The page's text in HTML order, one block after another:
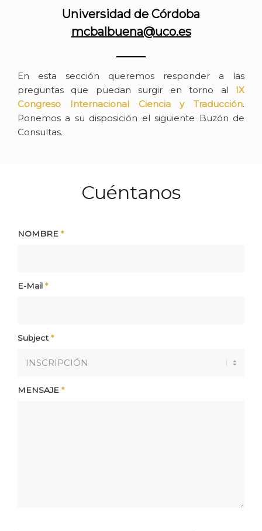
Universidad de Córdoba
mcbalbuena@uco.es
En esta sección queremos responder a las
preguntas que puedan surgir en torno al
IX
Congreso Internacional Ciencia y Traducción.
Ponemos a su disposición el siguiente Buzón de
Consultas.
Cuéntanos
NOMBRE *
E-Mail *
Subject *
MENSAJE *